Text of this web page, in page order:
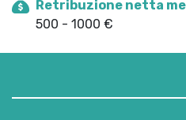
Retribuzione netta
500 - 1000 €